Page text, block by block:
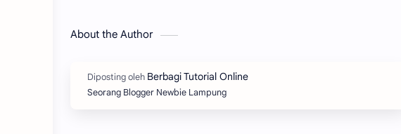
About the Author
Seorang Blogger Newbie Lampung